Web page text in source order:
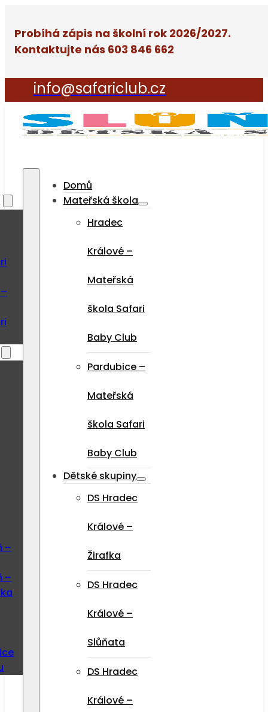
Probíhá zápis na školní rok 2026/2027.
Kontaktujte nás 603 846 662
info@safariclub.cz
–
–
Domů
Mateřská škola
Hradec
Králové –
Mateřská
škola Safari
Baby Club
Pardubice –
Mateřská
škola Safari
Baby Club
Dětské skupiny
DS Hradec
Králové –
Žirafka
DS Hradec
Králové –
Slůňata
DS Hradec
Králové –